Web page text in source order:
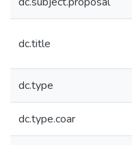
dc.title
dc.type
dc.type.coar